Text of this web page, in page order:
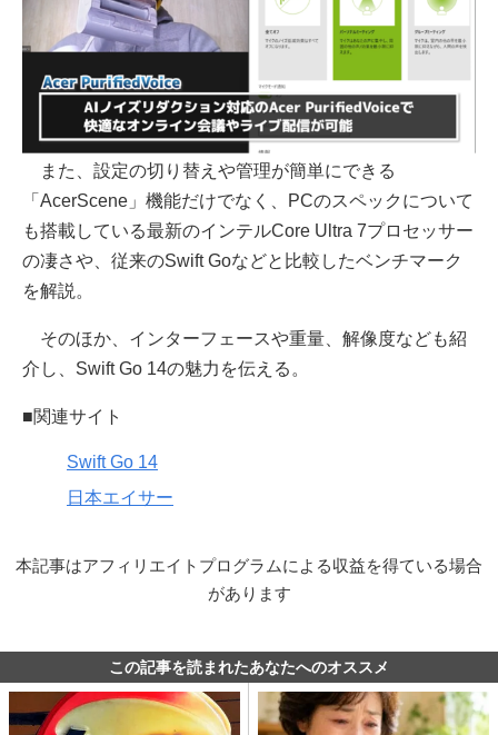
また、設定の切り替えや管理が簡単にできる
「AcerScene」機能だけでなく、PCのスペックについて
も搭載している最新のインテルCore Ultra 7プロセッサー
の凄さや、従来のSwift Goなどと比較したベンチマーク
を解説。
そのほか、インターフェースや重量、解像度なども紹
介し、Swift Go 14の魅力を伝える。
■関連サイト
Swift Go 14
日本エイサー
本記事はアフィリエイトプログラムによる収益を得ている場合
があります
この記事を読まれたあなたへのオススメ